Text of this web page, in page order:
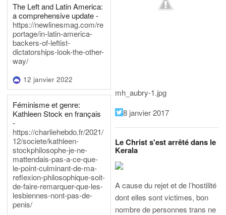
The Left and Latin America:
a comprehensive update -
https://newlinesmag.com/re
portage/in-latin-america-
backers-of-leftist-
dictatorships-look-the-other-
way/
12 janvier 2022
Féminisme et genre:
Kathleen Stock en français
-
https://charliehebdo.fr/2021/
12/societe/kathleen-
stockphilosophe-je-ne-
mattendais-pas-a-ce-que-
le-point-culminant-de-ma-
reflexion-philosophique-soit-
de-faire-remarquer-que-les-
lesbiennes-nont-pas-de-
penis/
mh_aubry-1.jpg
8 janvier 2017
Le Christ s'est arrêté dans le
Kerala
A cause du rejet et de l’hostilité
dont elles sont victimes, bon
nombre de personnes trans ne